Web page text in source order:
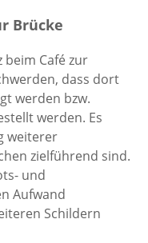
Brücke
Café zur
dass dort
werden bzw.
werden. Es
weiterer
zielführend sind.
und
Aufwand
Schildern